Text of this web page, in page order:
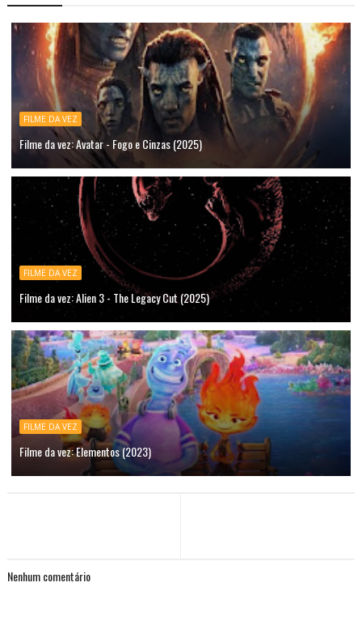
FILME DA VEZ
Filme da vez: Avatar - Fogo e Cinzas (2025)
FILME DA VEZ
Filme da vez: Alien 3 - The Legacy Cut (2025)
FILME DA VEZ
Filme da vez: Elementos (2023)
Nenhum comentário